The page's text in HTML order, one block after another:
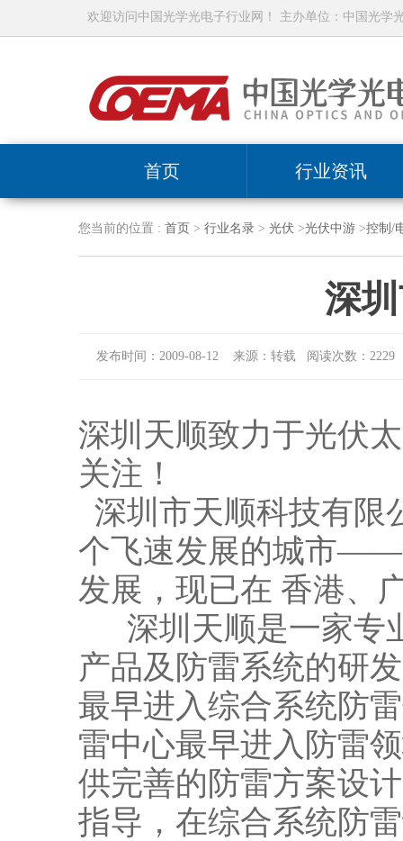
欢迎访问中国光学光电子行业网！ 主办单位：中国光学
首页 行业资讯
您当前的位置 : 首页 > 行业名录> 光伏 >光伏中游>控制/
深
发布时间：2009-08-12 来源：转载 阅读次数：2229
深圳天顺致力于光伏
关注！
深圳市天顺科技有限
个飞速发展的城市——
发展，现已在 香港、
深圳天顺是一家专
产品及防雷系统的研
最早进入综合系统防
雷中心最早进入防雷
供完善的防雷方案设
指导，在综合系统防